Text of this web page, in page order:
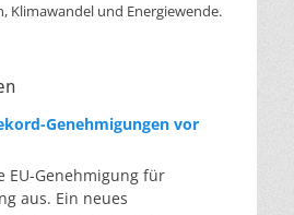
Klimawandel und Energiewende.
Genehmigungen vor
EU-Genehmigung für
aus. Ein neues